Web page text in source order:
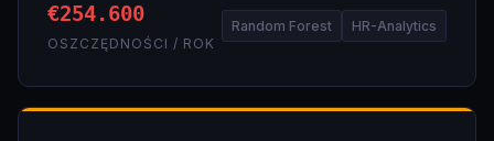
€254.600
OSZCZĘDNOŚCI / ROK
Random Forest HR-Analytics